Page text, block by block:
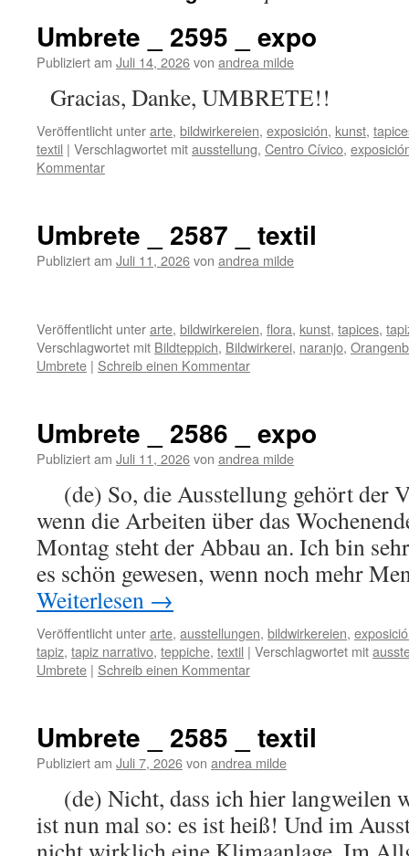
Umbrete _ 2595 _ expo
Publiziert am Juli 14, 2026von andrea milde
Gracias, Danke,
Veröffentlicht unterarte, bildwirkereien, exposición, kunst,
textil | Verschlagwortet mitausstellung, Centro Cívico,
Kommentar
Umbrete _ 2587 _ textil
Publiziert am Juli 11, 2026von andrea milde
Veröffentlicht unterarte, bildwirkereien, flora, kunst, tapices,
Verschlagwortet mit Bildteppich, Bildwirkerei, naranjo,
Umbrete | Schreib einen Kommentar
Umbrete _ 2586 _ expo
Publiziert am Juli 11, 2026von andrea milde
(de) So, die Ausstellung gehört der
wenn die Arbeiten über das
Montag steht der Abbau an. Ich bin
es schön gewesen, wenn noch mehr
Weiterlesen →
Veröffentlicht unterarte, ausstellungen, bildwirkereien,
tapiz, tapiz narrativo, teppiche, textil | Verschlagwortet mit
Umbrete | Schreib einen Kommentar
Umbrete _ 2585 _ textil
Publiziert am Juli 7, 2026von andrea milde
(de) Nicht, dass ich hier langweilen
ist nun mal so: es ist heiß! Und im